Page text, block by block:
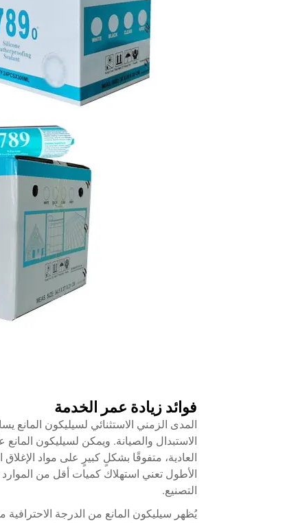
فوائد زيادة عمر الخدمة
المدى الزمني الاستثنائي لسيليكون
الاستبدال والصيانة. ويمكن لسيليكون
العادية، متفوقًا بشكلٍ كبيرٍ على مواد
الأطول تعني استهلاك كميات أقل من
التصنيع.
يُظهر سيليكون المانع من الدرجة الاحترافية